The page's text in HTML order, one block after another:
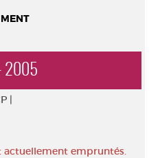
2005
|
actuellement empruntés.